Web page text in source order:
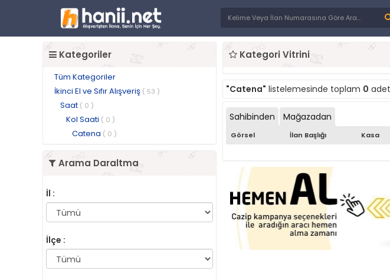
Kategoriler
Tüm Kategoriler
İkinci El ve Sıfır Alışveriş ( 53 )
Saat ( 0 )
Kol Saati ( 0 )
Catena ( 0 )
Arama Daraltma
İl :
İlçe :
Kategori Vitrini
"Catena" listelemesinde toplam 0
Sahibinden Mağazadan
Görsel İlan Başlığı Kasa